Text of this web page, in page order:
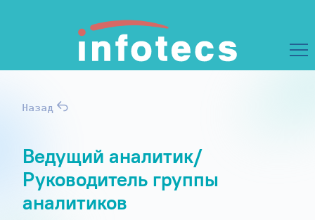
Назад
Ведущий аналитик/
Руководитель группы
аналитиков